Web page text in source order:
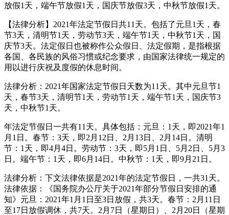
放假1天，端午节放假1天，国庆节放假3天，中秋节放假1天。
【法律分析】2021年法定节假日共11天。包括了元旦1天，春
节3天，清明节1天，劳动节3天，端午节1天，中秋节1天，国
庆节3天。法定假日也被称作公众假日、法定假期，是指根据
各国、各民族的风俗习惯或纪念要求，由国家法律统一规定的
用以进行庆祝及度假的休息时间。
法律分析：2021年国家法定节假日天数为11天。其中元旦节1
天，春节3天，清明节1天，劳动节1天，端午节1天，国庆节3
天，中秋节1天。
年法定节假日一共有11天。具体包括：元旦：1天，即2021年1
月1日。春节：3天，即2月12日、2月13日、2月14日。清明
节：1天，即4月4日。劳动节：3天，即5月1日、5月2日、5月3
日。端午节：1天，即6月14日。中秋节：1天，即9月21日。
法律分析：下文法律依据是2021年的法定节假日，一共31天。
法律依据：《国务院办公厅关于2021年部分节假日安排的通
知》元旦：2021年1月1日至3日放假，共3天。春节：2月11日
至17日放假调休，共7天。2月7日（星期日）、2月20日（星期